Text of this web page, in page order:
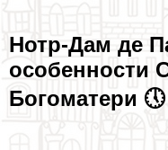
Нотр-Дам де
особенности
Богоматери